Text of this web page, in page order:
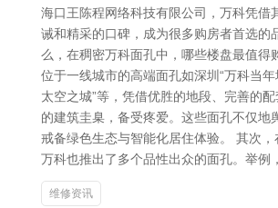
海口王陈程网络科技有限公司，万科凭借
诫和精采的口碑，成为很多购房者首选的
么，在稠密万科面孔中，哪些楼盘最值得
位于一线城市的高端面孔如深圳“万科当年
太空之城”等，凭借优胜的地段、完善的
的建筑圭臬，备受疼爱。这些面孔不仅地
戒备绿色生态与智能化居住体验。 其次，
万科也推出了多个品性出众的面孔。举例，
维修资讯